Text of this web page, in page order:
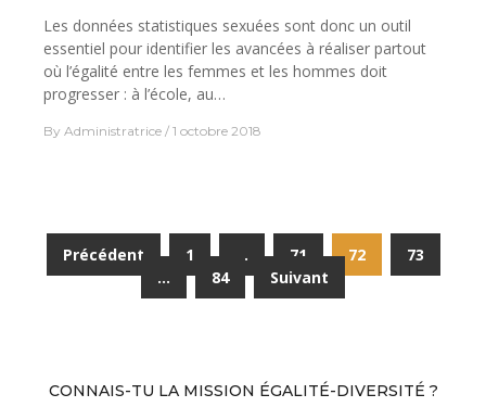
Les données statistiques sexuées sont donc un outil
essentiel pour identifier les avancées à réaliser partout
où l’égalité entre les femmes et les hommes doit
progresser : à l’école, au…
By Administratrice 1 octobre 2018
Navigation
des
Précédent 1 … 71 72
73
…
84 Suivant
CONNAIS-TU LA MISSION ÉGALITÉ-DIVERSITÉ ?